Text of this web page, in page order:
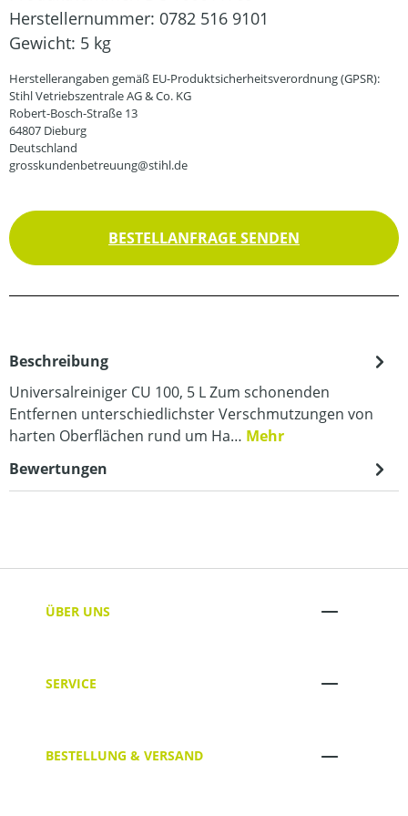
Herstellernummer: 0782 516 9101
Gewicht: 5 kg
Herstellerangaben gemäß EU-Produktsicherheitsverordnung (GPSR):
Stihl Vetriebszentrale AG & Co. KG
Robert-Bosch-Straße 13
64807 Dieburg
Deutschland
grosskundenbetreuung@stihl.de
BESTELLANFRAGE SENDEN
Beschreibung
Universalreiniger CU 100, 5 L Zum schonenden
Entfernen unterschiedlichster Verschmutzungen von
harten Oberflächen rund um Ha… Mehr
Bewertungen
ÜBER UNS
SERVICE
BESTELLUNG & VERSAND